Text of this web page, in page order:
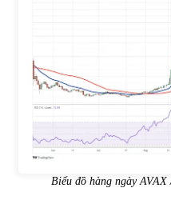
Biểu đồ hàng ngày